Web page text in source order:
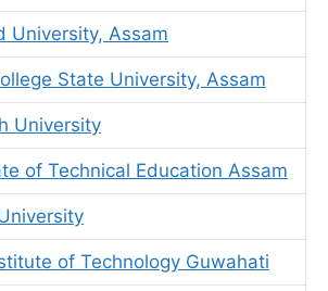
University, Assam
State University, Assam
University
of Technical Education Assam
of Technology Guwahati